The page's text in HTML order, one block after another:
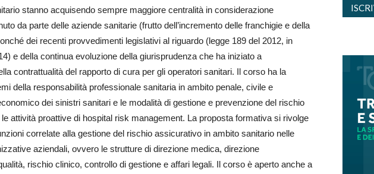
stanno acquisendo sempre maggiore centralità in considerazione
da parte delle aziende sanitarie (frutto dell’incremento delle franchigie e della
dei recenti provvedimenti legislativi al riguardo (legge 189 del 2012, in
e della continua evoluzione della giurisprudenza che ha iniziato a
contrattualità del rapporto di cura per gli operatori sanitari. Il corso ha la
della responsabilità professionale sanitaria in ambito penale, civile e
dei sinistri sanitari e le modalità di gestione e prevenzione del rischio
attività proattive di hospital risk management. La proposta formativa si rivolge
correlate alla gestione del rischio assicurativo in ambito sanitario nelle
aziendali, ovvero le strutture di direzione medica, direzione
rischio clinico, controllo di gestione e affari legali. Il corso è aperto anche a